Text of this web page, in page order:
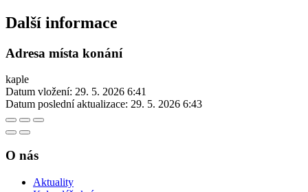
Další informace
Adresa místa konání
kaple
Datum vložení: 29. 5. 2026 6:41
Datum poslední aktualizace: 29. 5. 2026 6:43
O nás
Aktuality